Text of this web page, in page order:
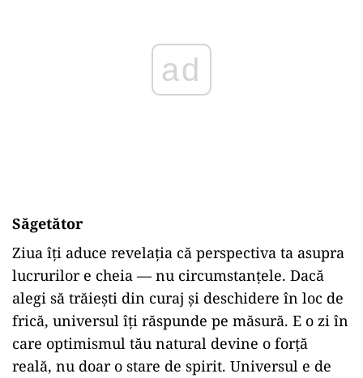
ad
Săgetător
Ziua îți aduce revelația că perspectiva ta asupra
lucrurilor e cheia — nu circumstanțele. Dacă
alegi să trăiești din curaj și deschidere în loc de
frică, universul îți răspunde pe măsură. E o zi în
care optimismul tău natural devine o forță
reală, nu doar o stare de spirit. Universul e de